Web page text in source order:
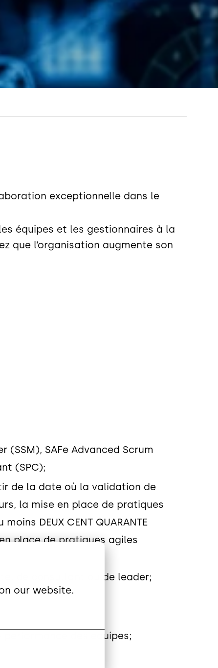
our website.
exceptionnelle dans le
équipes et les gestionnaires à la
que l’organisation augmente son
(SSM), SAFe Advanced Scrum
(SPC);
de la date où la validation de
la mise en place de pratiques
DEUX CENT QUARANTE
place de pratiques agiles
de consultant ou de leader;
des équipes;